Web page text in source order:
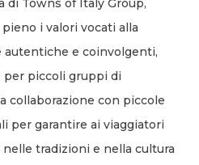
di Towns of Italy Group,
i valori vocati alla
autentiche e coinvolgenti,
per piccoli gruppi di
collaborazione con piccole
per garantire ai viaggiatori
tradizioni e nella cultura